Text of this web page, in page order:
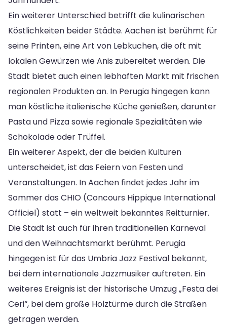
Ein weiterer Unterschied betrifft die kulinarischen
Köstlichkeiten beider Städte. Aachen ist berühmt für
seine Printen, eine Art von Lebkuchen, die oft mit
lokalen Gewürzen wie Anis zubereitet werden. Die
Stadt bietet auch einen lebhaften Markt mit frischen
regionalen Produkten an. In Perugia hingegen kann
man köstliche italienische Küche genießen, darunter
Pasta und Pizza sowie regionale Spezialitäten wie
Schokolade oder Trüffel.
Ein weiterer Aspekt, der die beiden Kulturen
unterscheidet, ist das Feiern von Festen und
Veranstaltungen. In Aachen findet jedes Jahr im
Sommer das CHIO (Concours Hippique International
Officiel) statt – ein weltweit bekanntes Reitturnier.
Die Stadt ist auch für ihren traditionellen Karneval
und den Weihnachtsmarkt berühmt. Perugia
hingegen ist für das Umbria Jazz Festival bekannt,
bei dem internationale Jazzmusiker auftreten. Ein
weiteres Ereignis ist der historische Umzug „Festa dei
Ceri“, bei dem große Holztürme durch die Straßen
getragen werden.